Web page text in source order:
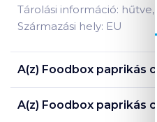
Tárolási információ: hűtve,
Származási hely: EU
A(z) Foodbox paprikás
A(z) Foodbox paprikás